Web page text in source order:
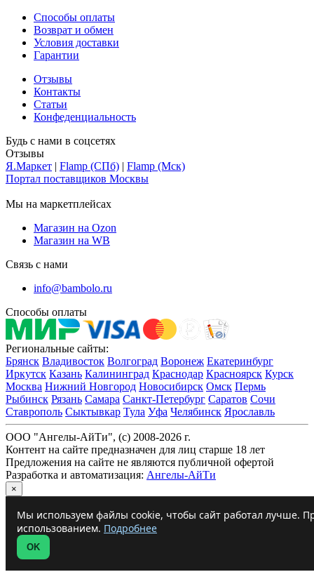
Способы оплаты
Возврат и обмен
Условия доставки
Гарантии
Отзывы
Контакты
Статьи
Конфеденциальность
Будь с нами в соцсетях
Отзывы
Я.Маркет | Flamp (СПб) | Flamp (Мск)
Портал поставщиков Москвы
Мы на маркетплейсах
Магазин на Ozon
Магазин на WB
Связь с нами
info@bambolo.ru
Способы оплаты
Региональные сайты:
Брянск Владивосток Волгоград Воронеж Екатеринбург
Иркутск Казань Калининград Краснодар Красноярск Курск
Москва Нижний Новгород Новосибирск Омск Пермь
Рыбинск Рязань Самара Санкт-Петербург Саратов Сочи
Ставрополь Сыктывкар Тула Уфа Челябинск Ярославль
ООО "Ангелы-АйТи", (c) 2008-2026 г.
Контент на сайте предназначен для лиц старше 18 лет
Предложения на сайте не являются публичной офертой
Разработка и автоматизация: Ангелы-АйТи
×
Мы используем файлы cookie, чтобы сайт работал лучше.
использованием. Подробнее
OK